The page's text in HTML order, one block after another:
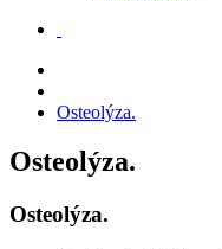
Osteolýza.
Osteolýza.
Osteolýza.